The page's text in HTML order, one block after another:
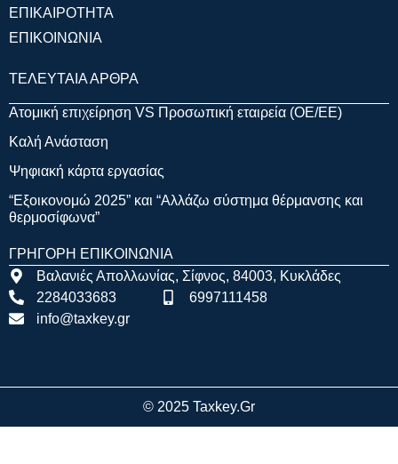
ΕΠΙΚΑΙΡΟΤΗΤΑ
ΕΠΙΚΟΙΝΩΝΙΑ
ΤΕΛΕΥΤΑΙΑ ΑΡΘΡΑ
Ατομική επιχείρηση VS Προσωπική εταιρεία (OE/EE)
Καλή Ανάσταση
Ψηφιακή κάρτα εργασίας
“Εξοικονομώ 2025” και “Αλλάζω σύστημα θέρμανσης και
θερμοσίφωνα”
ΓΡΗΓΟΡΗ ΕΠΙΚΟΙΝΩΝΙΑ
Βαλανιές Απολλωνίας, Σίφνος, 84003, Κυκλάδες
2284033683
6997111458
info@taxkey.gr
© 2025 Taxkey.gr